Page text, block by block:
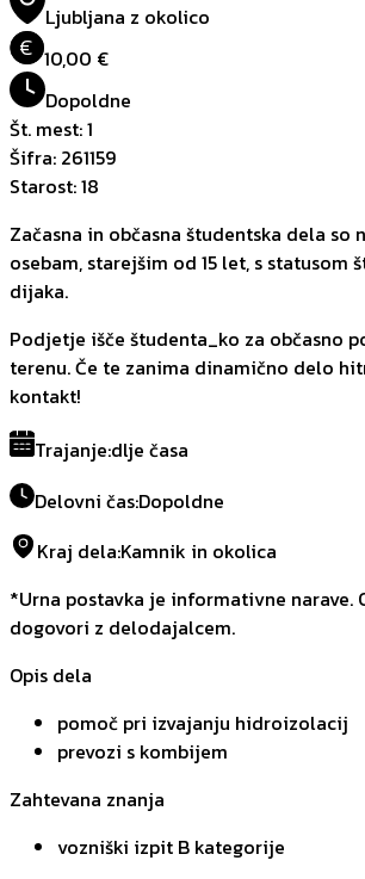
Ljubljana z okolico
€ 10,00 €
Dopoldne
Št. mest:1
Šifra: 261159
Starost:18
Začasna in občasna študentska dela so
osebam, starejšim od 15 let, s statusom
dijaka.
Podjetje išče študenta_ko za občasno
terenu. Če te zanima dinamično delo
kontakt!
Trajanje:dlje časa
Delovni čas:Dopoldne
Kraj dela:Kamnik in okolica
*Urna postavka je informativne narave.
dogovori z delodajalcem.
Opis dela
pomoč pri izvajanju hidroizolacij
prevozi s kombijem
Zahtevana znanja
vozniški izpit B kategorije